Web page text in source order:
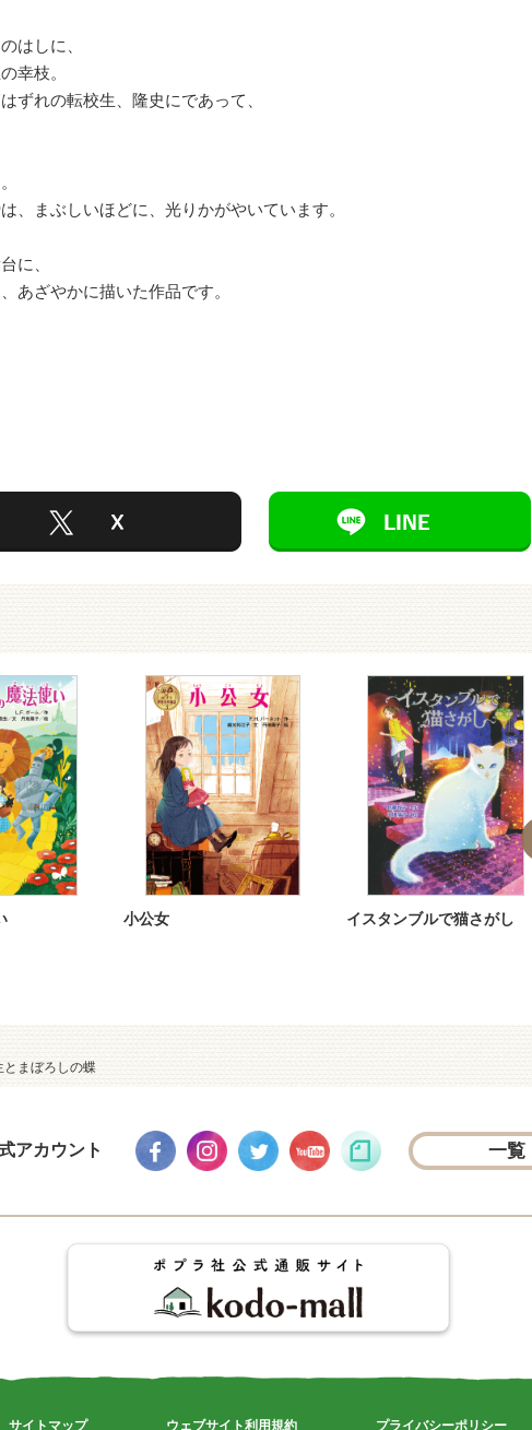
はしに、
幸枝。
ずれの転校生、隆史にであって、
、まぶしいほどに、光りかがやいています。
に、
あざやかに描いた作品です。
小公女 イスタンブルで猫さがし
とまぼろしの蝶
アカウント 一覧
サイトマップ ウェブサイト利用規約 プライバシーポリシー